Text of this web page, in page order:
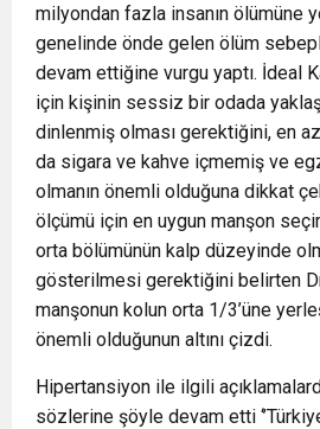
milyondan fazla insanın ölümüne
genelinde önde gelen ölüm
devam ettiğine vurgu yaptı. İdeal
için kişinin sessiz bir odada
dinlenmiş olması gerektiğini, en
da sigara ve kahve içmemiş ve
olmanın önemli olduğuna dikkat
ölçümü için en uygun manşon
orta bölümünün kalp düzeyinde
gösterilmesi gerektiğini belirten
manşonun kolun orta 1/3’üne
önemli olduğunun altını çizdi.
Hipertansiyon ile ilgili
sözlerine şöyle devam etti